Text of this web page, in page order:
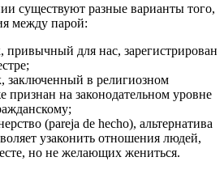
существуют разные варианты того,
между парой:
привычный для нас, зарегистрирован
заключенный в религиозном
признан на законодательном уровне
(pareja de hecho), альтернатива
узаконить отношения людей,
но не желающих жениться.